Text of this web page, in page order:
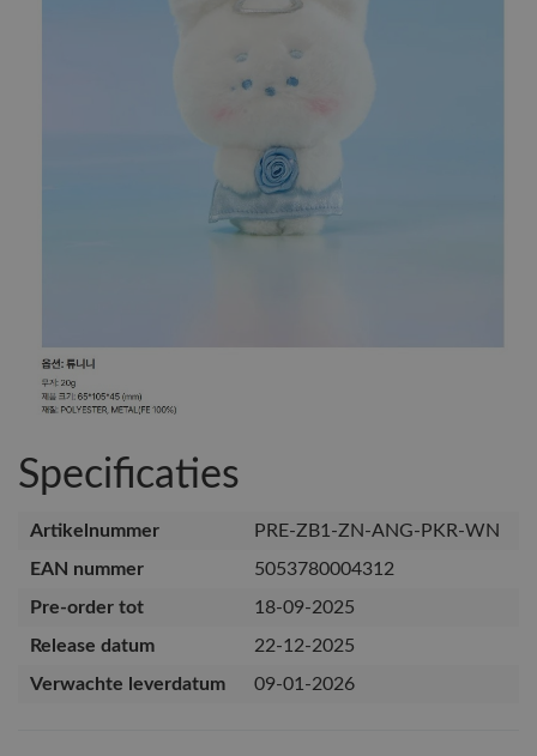
Specificaties
Artikelnummer
PRE-ZB1-ZN-ANG-PKR-WN
EAN nummer
5053780004312
Pre-order tot
18-09-2025
Release datum
22-12-2025
Verwachte leverdatum
09-01-2026